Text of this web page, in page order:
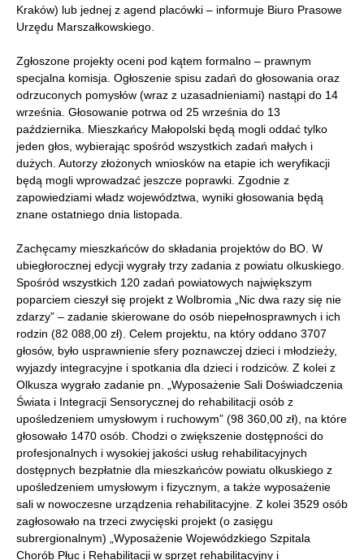
Kraków) lub jednej z agend placówki – informuje Biuro Prasowe
Urzędu Marszałkowskiego.
Zgłoszone projekty oceni pod kątem formalno – prawnym
specjalna komisja. Ogłoszenie spisu zadań do głosowania oraz
odrzuconych pomysłów (wraz z uzasadnieniami) nastąpi do 14
września. Głosowanie potrwa od 25 września do 13
października. Mieszkańcy Małopolski będą mogli oddać tylko
jeden głos, wybierając spośród wszystkich zadań małych i
dużych. Autorzy złożonych wniosków na etapie ich weryfikacji
będą mogli wprowadzać jeszcze poprawki. Zgodnie z
zapowiedziami władz województwa, wyniki głosowania będą
znane ostatniego dnia listopada.
Zachęcamy mieszkańców do składania projektów do BO. W
ubiegłorocznej edycji wygrały trzy zadania z powiatu olkuskiego.
Spośród wszystkich 120 zadań powiatowych największym
poparciem cieszył się projekt z Wolbromia „Nic dwa razy się nie
zdarzy” – zadanie skierowane do osób niepełnosprawnych i ich
rodzin (82 088,00 zł). Celem projektu, na który oddano 3707
głosów, było usprawnienie sfery poznawczej dzieci i młodzieży,
wyjazdy integracyjne i spotkania dla dzieci i rodziców. Z kolei z
Olkusza wygrało zadanie pn. „Wyposażenie Sali Doświadczenia
Świata i Integracji Sensorycznej do rehabilitacji osób z
upośledzeniem umysłowym i ruchowym” (98 360,00 zł), na które
głosowało 1470 osób. Chodzi o zwiększenie dostępności do
profesjonalnych i wysokiej jakości usług rehabilitacyjnych
dostępnych bezpłatnie dla mieszkańców powiatu olkuskiego z
upośledzeniem umysłowym i fizycznym, a także wyposażenie
sali w nowoczesne urządzenia rehabilitacyjne. Z kolei 3529 osób
zagłosowało na trzeci zwycięski projekt (o zasięgu
subrergionalnym) „Wyposażenie Wojewódzkiego Szpitala
Chorób Płuc i Rehabilitacji w sprzęt rehabilitacyjny i